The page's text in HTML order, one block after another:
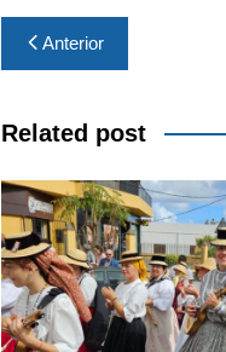
Navegación
de
entradas
Anterior
Related post